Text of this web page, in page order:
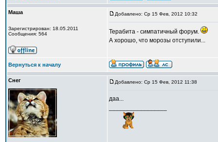
Маша
Зарегистрирован: 18.05.2011
Сообщения: 564
Добавлено: Ср 15 Фев, 2012 10:32
Терабита - симпатичный форум.
А хорошо, что морозы отступили...
Вернуться к началу
Снег Добавлено: Ср 15 Фев, 2012 11:38
даа...